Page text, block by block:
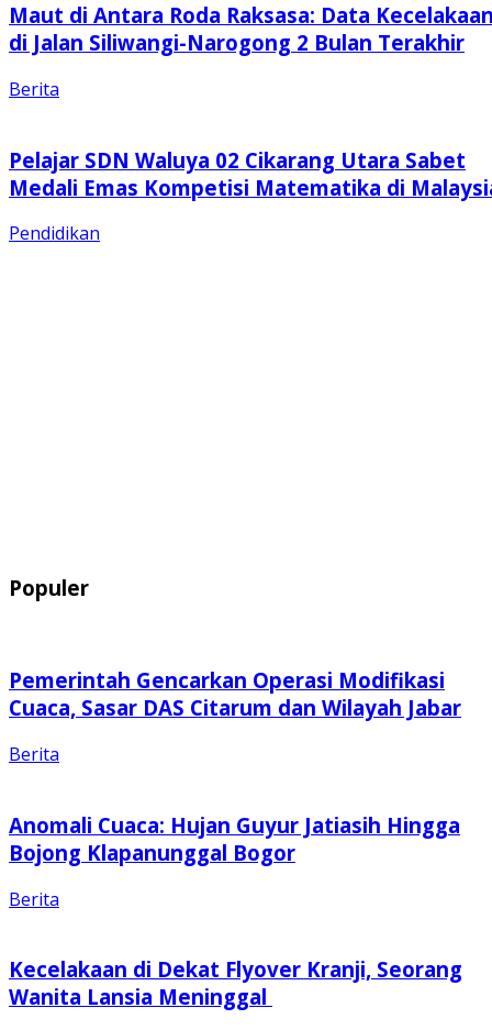
Maut di Antara Roda Raksasa: Data
di Jalan Siliwangi-Narogong 2 Bulan Terakhir
Berita
Pelajar SDN Waluya 02 Cikarang Utara Sabet
Medali Emas Kompetisi Matematika di
Pendidikan
Populer
Pemerintah Gencarkan Operasi Modifikasi
Cuaca, Sasar DAS Citarum dan Wilayah Jabar
Berita
Anomali Cuaca: Hujan Guyur Jatiasih Hingga
Bojong Klapanunggal Bogor
Berita
Kecelakaan di Dekat Flyover Kranji, Seorang
Wanita Lansia Meninggal